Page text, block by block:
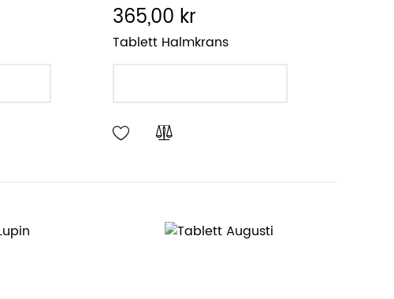
365,00 kr
Tablett Halmkrans